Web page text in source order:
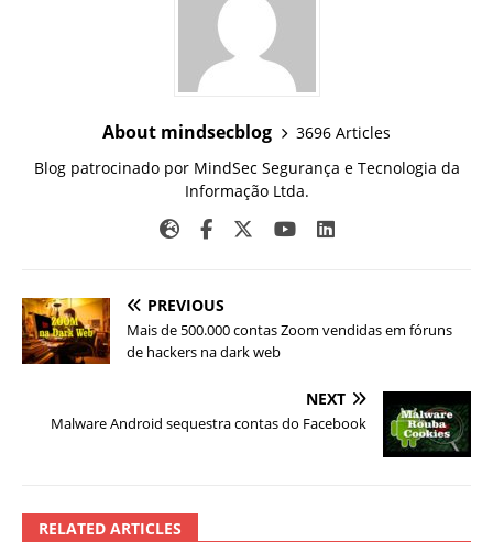
About mindsecblog
3696 Articles
Blog patrocinado por MindSec Segurança e Tecnologia da
Informação Ltda.
PREVIOUS
Mais de 500.000 contas Zoom vendidas em fóruns
de hackers na dark web
NEXT
Malware Android sequestra contas do Facebook
RELATED ARTICLES